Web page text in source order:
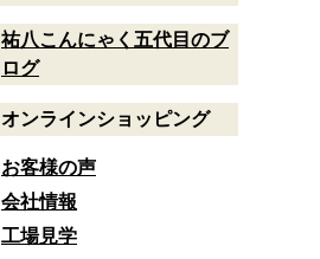
祐八こんにゃく五代目のブ
ログ
オンラインショッピング
お客様の声
会社情報
工場見学